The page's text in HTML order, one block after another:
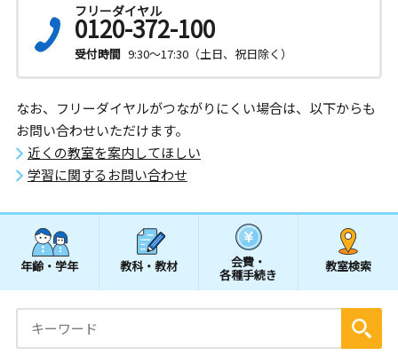
フリーダイヤル
0120-372-100
受付時間 9:30～17:30（土日、祝日除く）
なお、フリーダイヤルがつながりにくい場合は、以下からも
お問い合わせいただけます。
近くの教室を案内してほしい
学習に関するお問い合わせ
年齢・学年 教科・教材 会費・
各種手続き
教室検索